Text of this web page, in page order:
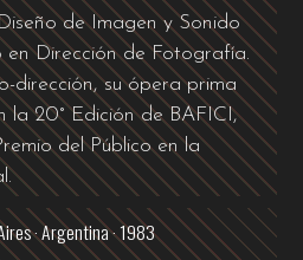
de Imagen y Sonido
en Dirección de Fotografía.
dirección, su ópera prima
la 20° Edición de BAFICI,
del Público en la
· Argentina · 1983